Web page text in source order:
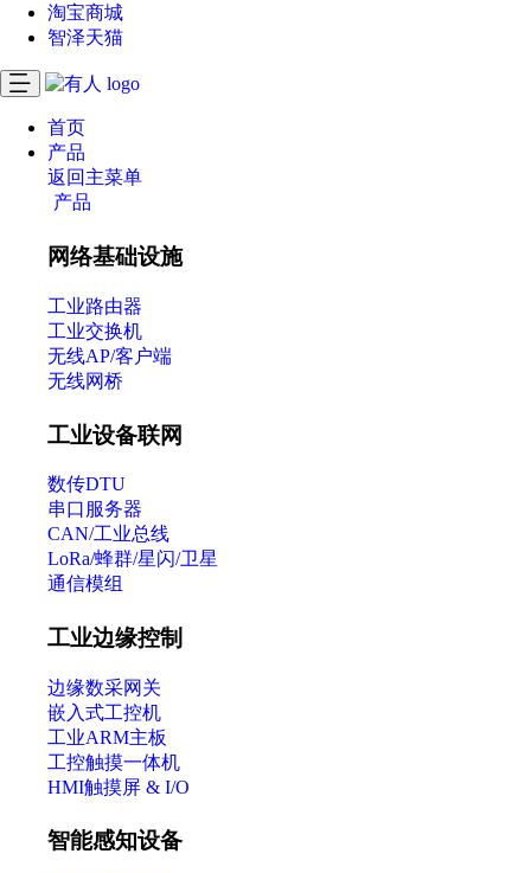
淘宝商城
智泽天猫
首页
产品
返回主菜单
产品
网络基础设施
工业路由器
工业交换机
无线AP/客户端
无线网桥
工业设备联网
数传DTU
串口服务器
CAN/工业总线
LoRa/蜂群/星闪/卫星
通信模组
工业边缘控制
边缘数采网关
嵌入式工控机
工业ARM主板
工控触摸一体机
HMI触摸屏 & I/O
智能感知设备